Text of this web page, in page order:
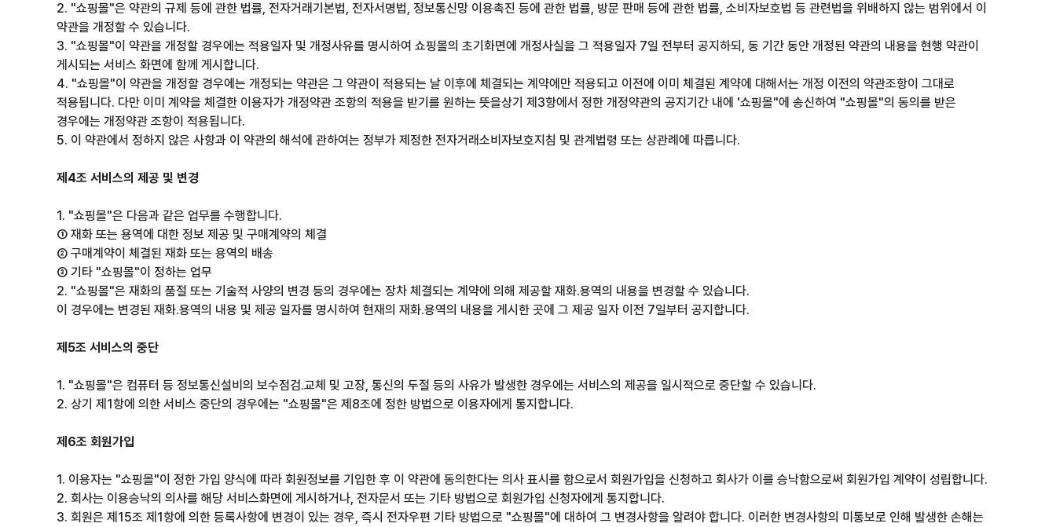
2. "쇼핑몰"은 약관의 규제 등에 관한 법률, 전자거래기본법, 전자서명법, 정보통신망 이용촉진 등에 관한 법률, 방문 판매 등에 관한 법률, 소비자보호법 등 관련법을 위배하지 않는 범위에서 이
약관을 개정할 수 있습니다.
3. "쇼핑몰"이 약관을 개정할 경우에는 적용일자 및 개정사유를 명시하여 쇼핑몰의 초기화면에 개정사실을 그 적용일자 7일 전부터 공지하되, 동 기간 동안 개정된 약관의 내용을 현행 약관이
게시되는 서비스 화면에 함께 게시합니다.
4. "쇼핑몰"이 약관을 개정할 경우에는 개정되는 약관은 그 약관이 적용되는 날 이후에 체결되는 계약에만 적용되고 이전에 이미 체결된 계약에 대해서는 개정 이전의 약관조항이 그대로
적용됩니다. 다만 이미 계약을 체결한 이용자가 개정약관 조항의 적용을 받기를 원하는 뜻을상기 제3항에서 정한 개정약관의 공지기간 내에 '쇼핑몰"에 송신하여 "쇼핑몰"의 동의를 받은
경우에는 개정약관 조항이 적용됩니다.
5. 이 약관에서 정하지 않은 사항과 이 약관의 해석에 관하여는 정부가 제정한 전자거래소비자보호지침 및 관계법령 또는 상관례에 따릅니다.
제4조 서비스의 제공 및 변경
1. "쇼핑몰"은 다음과 같은 업무를 수행합니다.
① 재화 또는 용역에 대한 정보 제공 및 구매계약의 체결
② 구매계약이 체결된 재화 또는 용역의 배송
③ 기타 "쇼핑몰"이 정하는 업무
2. "쇼핑몰"은 재화의 품절 또는 기술적 사양의 변경 등의 경우에는 장차 체결되는 계약에 의해 제공할 재화.용역의 내용을 변경할 수 있습니다.
이 경우에는 변경된 재화.용역의 내용 및 제공 일자를 명시하여 현재의 재화.용역의 내용을 게시한 곳에 그 제공 일자 이전 7일부터 공지합니다.
제5조 서비스의 중단
1. "쇼핑몰"은 컴퓨터 등 정보통신설비의 보수점검.교체 및 고장, 통신의 두절 등의 사유가 발생한 경우에는 서비스의 제공을 일시적으로 중단할 수 있습니다.
2. 상기 제1항에 의한 서비스 중단의 경우에는 "쇼핑몰"은 제8조에 정한 방법으로 이용자에게 통지합니다.
제6조 회원가입
1. 이용자는 "쇼핑몰"이 정한 가입 양식에 따라 회원정보를 기입한 후 이 약관에 동의한다는 의사 표시를 함으로서 회원가입을 신청하고 회사가 이를 승낙함으로써 회원가입 계약이 성립합니다.
2. 회사는 이용승낙의 의사를 해당 서비스화면에 게시하거나, 전자문서 또는 기타 방법으로 회원가입 신청자에게 통지합니다.
3. 회원은 제15조 제1항에 의한 등록사항에 변경이 있는 경우, 즉시 전자우편 기타 방법으로 "쇼핑몰"에 대하여 그 변경사항을 알려야 합니다. 이러한 변경사항의 미통보로 인해 발생한 손해는